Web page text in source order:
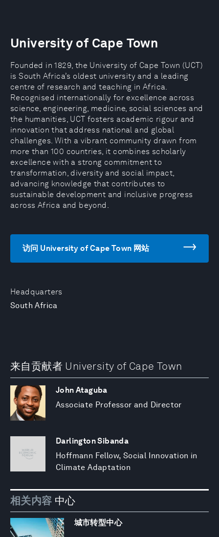
Headquarters
South Africa
University of Cape Town
Founded in 1829, the University of Cape Town (UCT)
is South Africa’s oldest university and a leading
centre of research and teaching in Africa.
Recognised internationally for excellence across
science, engineering, medicine, social sciences and
the humanities, UCT fosters academic rigour and
innovation that address national and global
challenges. With a vibrant community drawn from
more than 100 countries, it combines scholarly
excellence with a strong commitment to
transformation, diversity and social impact,
advancing knowledge that contributes to
sustainable development and inclusive progress
across Africa and beyond.
访问 University of Cape Town 网站
来自贡献者 University of Cape Town
John Ataguba
Associate Professor and Director
Darlington Sibanda
Hoffmann Fellow, Social Innovation in
Climate Adaptation
相关内容 中心
城市转型中心